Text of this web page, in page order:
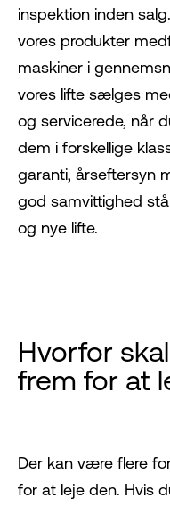
inspektion inden
vores produkter
maskiner i
vores lifte sælges
og servicerede, når
dem i forskellige
garanti, årseftersyn
god samvittighed
og nye lifte.
Hvorfor
frem for at
Der kan være flere
for at leje den. Hvis